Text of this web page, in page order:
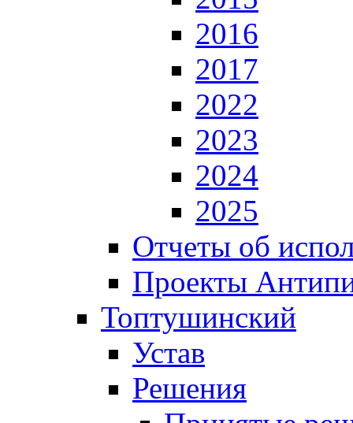
2016
2017
2022
2023
2024
2025
Отчеты об
Проекты
Топтушинский
Устав
Решения